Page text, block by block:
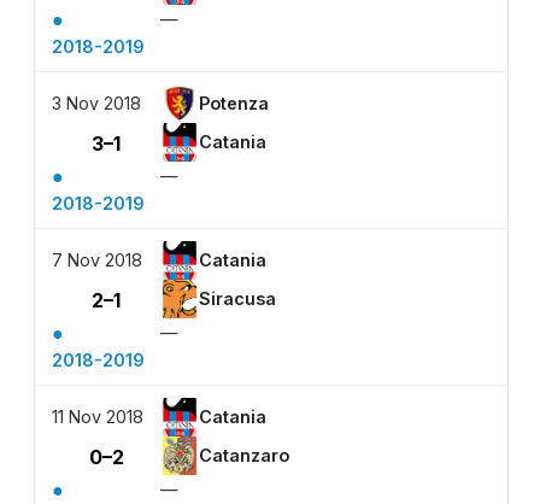
●
—
2018-2019
3 Nov 2018 Potenza
3–1 Catania
●
—
2018-2019
7 Nov 2018 Catania
2–1 Siracusa
●
—
2018-2019
11 Nov 2018 Catania
0–2 Catanzaro
●
—